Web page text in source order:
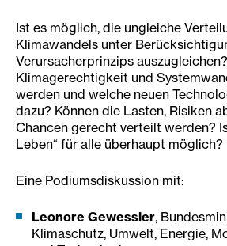
Ist es möglich, die ungleiche
Klimawandels unter
Verursacherprinzips
Klimagerechtigkeit und
werden und welche neuen
dazu? Können die Lasten, Risiken
Chancen gerecht verteilt werden?
Leben“ für alle überhaupt möglich?
Eine Podiumsdiskussion mit:
Leonore Gewessler,
Klimaschutz, Umwelt, Energie,